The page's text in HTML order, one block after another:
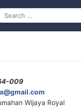
009
Wijaya Royal